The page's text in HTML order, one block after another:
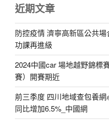
近期文章
防控疫情 濟寧高新區公共
功課再進級
2024中國car 場地越野錦標
賽）開賽期近
前三季度 四川地域查包養
同比增加6.5%_中國網